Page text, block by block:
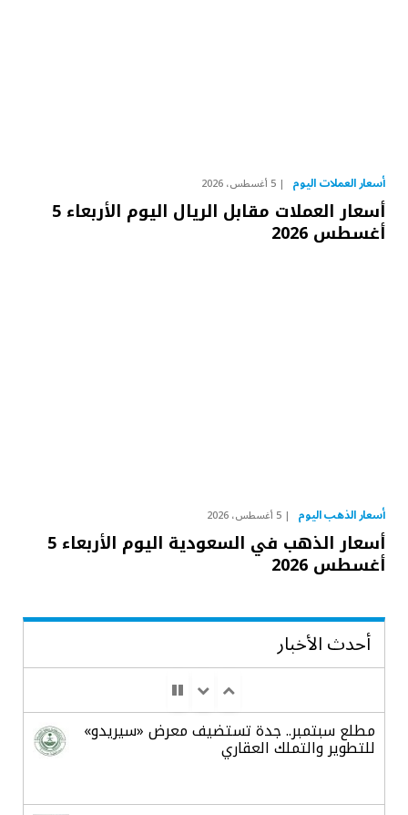
أسعار العملات اليوم 5 أغسطس، 2026
أسعار العملات مقابل الريال اليوم الأربعاء 5
أغسطس 2026
أسعار الذهب اليوم 5 أغسطس، 2026
أسعار الذهب في السعودية اليوم الأربعاء 5
أغسطس 2026
أحدث الأخبار
مطلع سبتمبر.. جدة تستضيف معرض «سيريدو»
للتطوير والتملك العقاري